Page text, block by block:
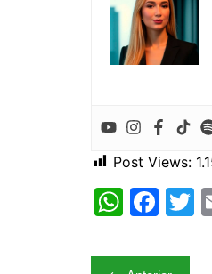
Post Views:
W
at
F
c
T